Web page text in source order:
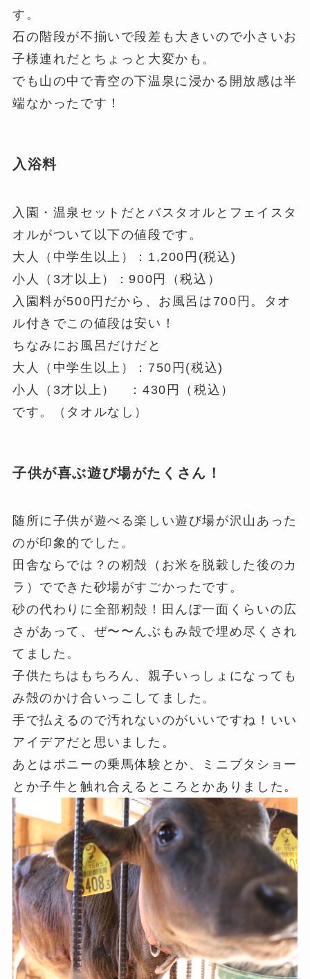
す。
石の階段が不揃いで段差も大きいので小さいお
子様連れだとちょっと大変かも。
でも山の中で青空の下温泉に浸かる開放感は半
端なかったです！
入浴料
入園・温泉セットだとバスタオルとフェイスタ
オルがついて以下の値段です。
大人（中学生以上）：1,200円(税込)
小人（3才以上）：900円（税込）
入園料が500円だから、お風呂は700円。タオ
ル付きでこの値段は安い！
ちなみにお風呂だけだと
大人（中学生以上）：750円(税込)
小人（3才以上） ：430円（税込）
です。（タオルなし）
子供が喜ぶ遊び場がたくさん！
随所に子供が遊べる楽しい遊び場が沢山あった
のが印象的でした。
田舎ならでは？の籾殻（お米を脱穀した後のカ
ラ）でできた砂場がすごかったです。
砂の代わりに全部籾殻！田んぼ一面くらいの広
さがあって、ぜ〜〜んぶもみ殻で埋め尽くされ
てました。
子供たちはもちろん、親子いっしょになっても
み殻のかけ合いっこしてました。
手で払えるので汚れないのがいいですね！いい
アイデアだと思いました。
あとはポニーの乗馬体験とか、ミニブタショー
とか子牛と触れ合えるところとかありました。